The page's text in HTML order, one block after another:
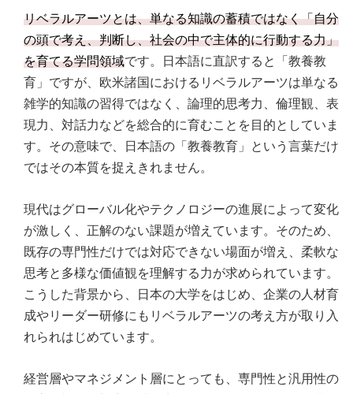
リベラルアーツとは、単なる知識の蓄積ではなく「自分
の頭で考え、判断し、社会の中で主体的に行動する力」
を育てる学問領域です。日本語に直訳すると「教養教
育」ですが、欧米諸国におけるリベラルアーツは単なる
雑学的知識の習得ではなく、論理的思考力、倫理観、表
現力、対話力などを総合的に育むことを目的としていま
す。その意味で、日本語の「教養教育」という言葉だけ
ではその本質を捉えきれません。
現代はグローバル化やテクノロジーの進展によって変化
が激しく、正解のない課題が増えています。そのため、
既存の専門性だけでは対応できない場面が増え、柔軟な
思考と多様な価値観を理解する力が求められています。
こうした背景から、日本の大学をはじめ、企業の人材育
成やリーダー研修にもリベラルアーツの考え方が取り入
れられはじめています。
経営層やマネジメント層にとっても、専門性と汎用性の